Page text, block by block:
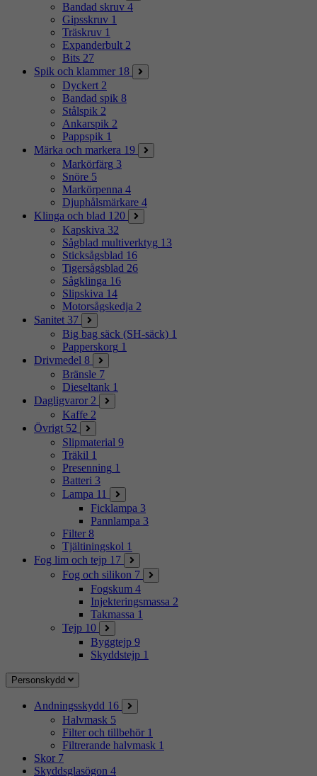
Bandad skruv 4
Gipsskruv 1
Träskruv 1
Expanderbult 2
Bits 27
Spik och klammer 18
Dyckert 2
Bandad spik 8
Stålspik 2
Ankarspik 2
Pappspik 1
Märka och markera 19
Markörfärg 3
Snöre 5
Markörpenna 4
Djuphålsmärkare 4
Klinga och blad 120
Kapskiva 32
Sågblad multiverktyg 13
Sticksågsblad 16
Tigersågsblad 26
Sågklinga 16
Slipskiva 14
Motorsågskedja 2
Sanitet 37
Big bag säck (SH-säck) 1
Papperskorg 1
Drivmedel 8
Bränsle 7
Dieseltank 1
Dagligvaror 2
Kaffe 2
Övrigt 52
Slipmaterial 9
Träkil 1
Presenning 1
Batteri 3
Lampa 11
Ficklampa 3
Pannlampa 3
Filter 8
Tjältiningskol 1
Fog lim och tejp 17
Fog och silikon 7
Fogskum 4
Injekteringsmassa 2
Takmassa 1
Tejp 10
Byggtejp 9
Skyddstejp 1
Personskydd
Andningsskydd 16
Halvmask 5
Filter och tillbehör 1
Filtrerande halvmask 1
Skor 7
Skyddsglasögon 4